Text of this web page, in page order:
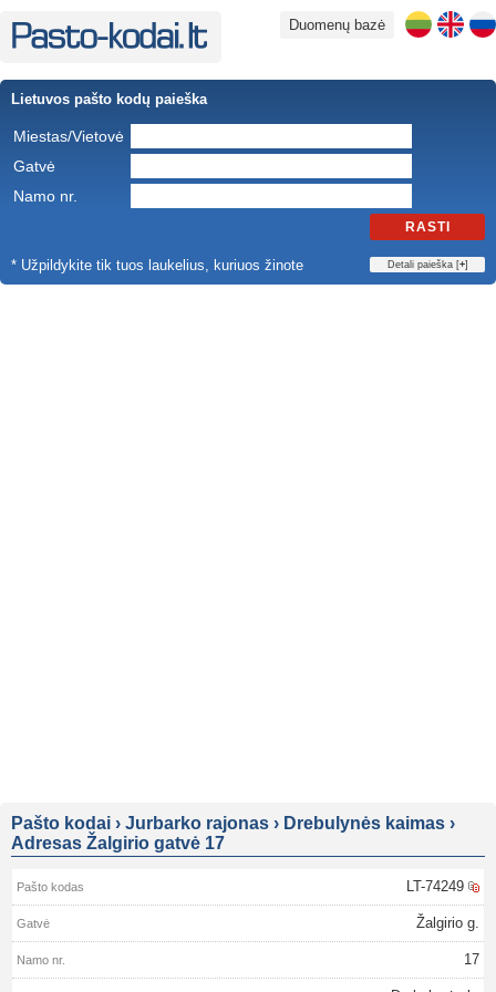
Duomenų bazė
Lietuvos pašto kodų paieška
Miestas/Vietovė
Gatvė
Namo nr.
RASTI
* Užpildykite tik tuos laukelius, kuriuos žinote Detali paieška [+]
Pašto kodai › Jurbarko rajonas › Drebulynės kaimas ›
Adresas Žalgirio gatvė 17
LT-74249
Žalgirio g.
17